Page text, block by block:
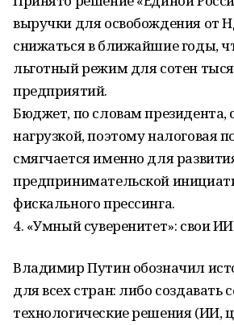
выручки для освобождения от
снижаться в ближайшие годы,
льготный режим для сотен
предприятий.
Бюджет, по словам президента,
нагрузкой, поэтому налоговая
смягчается именно для
предпринимательской
фискального прессинга.
4. «Умный суверенитет»: свои
Владимир Путин обозначил
для всех стран: либо создавать
технологические решения (ИИ,